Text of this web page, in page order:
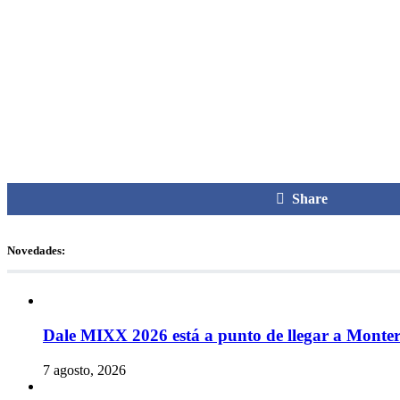
Share
Novedades:
Dale MIXX 2026 está a punto de llegar a
7 agosto, 2026